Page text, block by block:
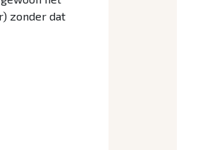
zonder dat